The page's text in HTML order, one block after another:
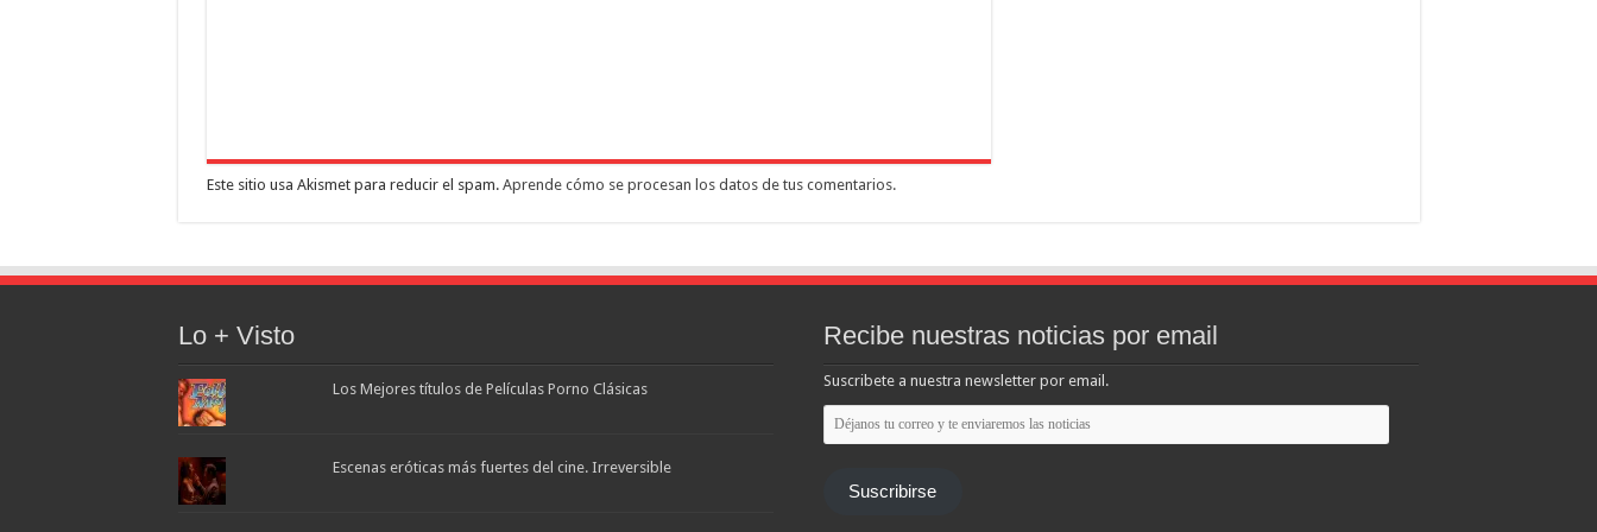
Este sitio usa Akismet para reducir el spam. Aprende cómo se procesan los datos de tus comentarios.
Lo + Visto
Los Mejores títulos de Películas Porno Clásicas
Escenas eróticas más fuertes del cine. Irreversible
Recibe nuestras noticias por email
Suscribete a nuestra newsletter por email.
Déjanos
tu
correo
enviaremos
Suscribirse